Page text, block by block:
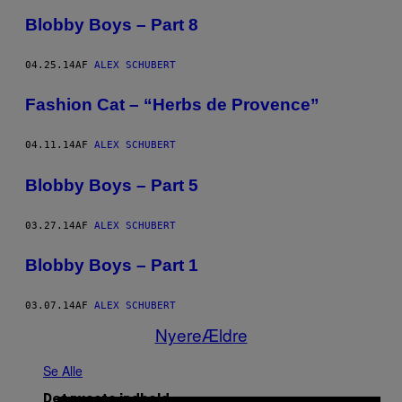
Blobby Boys – Part 8
04.25.14AF ALEX SCHUBERT
Fashion Cat – “Herbs de Provence”
04.11.14AF ALEX SCHUBERT
Blobby Boys – Part 5
03.27.14AF ALEX SCHUBERT
Blobby Boys – Part 1
03.07.14AF ALEX SCHUBERT
NyereÆldre
Se Alle